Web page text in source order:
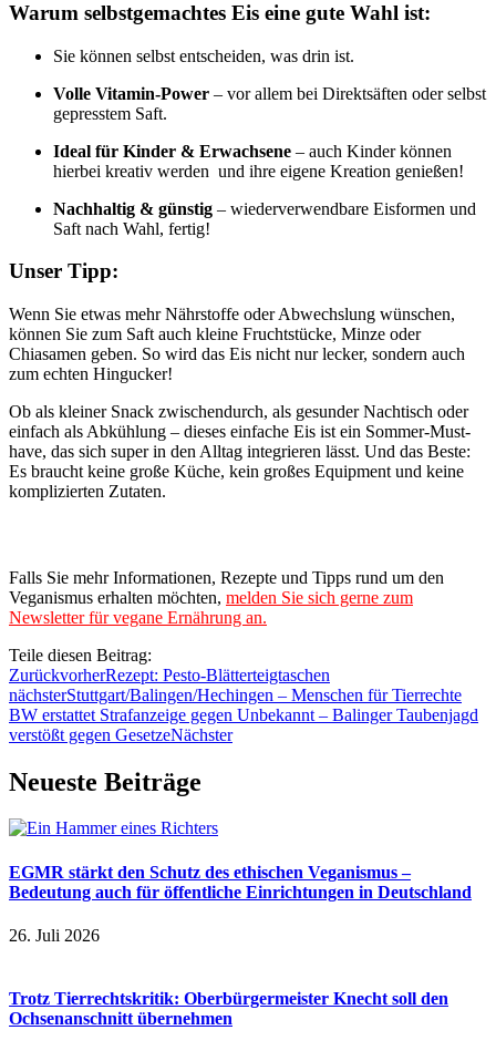
Warum selbstgemachtes Eis eine gute Wahl ist:
Sie können selbst entscheiden, was drin ist.
Volle Vitamin-Power – vor allem bei Direktsäften oder selbst
gepresstem Saft.
Ideal für Kinder & Erwachsene – auch Kinder können
hierbei kreativ werden und ihre eigene Kreation genießen!
Nachhaltig & günstig – wiederverwendbare Eisformen und
Saft nach Wahl, fertig!
Unser Tipp:
Wenn Sie etwas mehr Nährstoffe oder Abwechslung wünschen,
können Sie zum Saft auch kleine Fruchtstücke, Minze oder
Chiasamen geben. So wird das Eis nicht nur lecker, sondern auch
zum echten Hingucker!
Ob als kleiner Snack zwischendurch, als gesunder Nachtisch oder
einfach als Abkühlung – dieses einfache Eis ist ein Sommer-Must-
have, das sich super in den Alltag integrieren lässt. Und das Beste:
Es braucht keine große Küche, kein großes Equipment und keine
komplizierten Zutaten.
Falls Sie mehr Informationen, Rezepte und Tipps rund um den
Veganismus erhalten möchten, melden Sie sich gerne zum
Newsletter für vegane Ernährung an.
Teile diesen Beitrag:
ZurückvorherRezept: Pesto-Blätterteigtaschen
nächsterStuttgart/Balingen/Hechingen – Menschen für Tierrechte
BW erstattet Strafanzeige gegen Unbekannt – Balinger Taubenjagd
verstößt gegen GesetzeNächster
Neueste Beiträge
EGMR stärkt den Schutz des ethischen Veganismus –
Bedeutung auch für öffentliche Einrichtungen in Deutschland
26. Juli 2026
Trotz Tierrechtskritik: Oberbürgermeister Knecht soll den
Ochsenanschnitt übernehmen